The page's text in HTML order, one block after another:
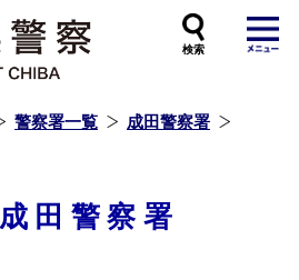
警察署一覧
成田警察署
成田警察署